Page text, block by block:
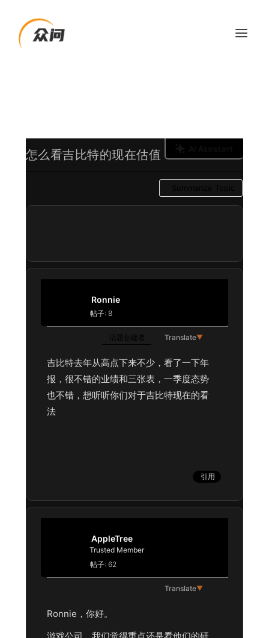
怎么看吉比特的现在估值
Ronnie
帖子: 8
话题创建者 Translate▼
吉比特去年从高点下来不少，看了一下年
报，很不错的业绩和三张表，一季度态势
也不错，想听听你们对于吉比特现在的看
法
引用
AppleTree
Trusted Member
帖子: 62
Translate▼
Ronnie，你好。